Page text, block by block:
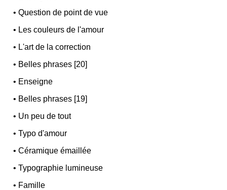
•Question de point de vue
• Les couleurs de l'amour
• L'art de la correction
• Belles phrases [20]
• Enseigne
• Belles phrases [19]
• Un peu de tout
•Typo d'amour
•Céramique émaillée
•Typographie lumineuse
• Famille